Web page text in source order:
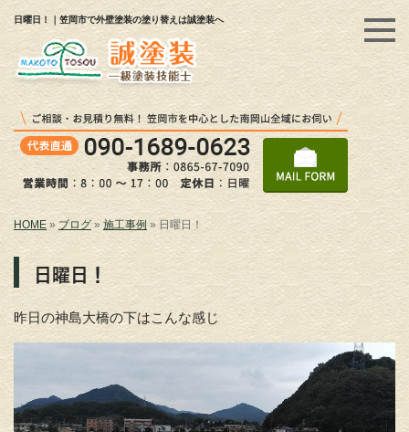
日曜日！｜笠岡市で外壁塗装の塗り替えは誠塗装へ
HOME» ブログ» 施工事例 » 日曜日！
日曜日！
昨日の神島大橋の下はこんな感じ